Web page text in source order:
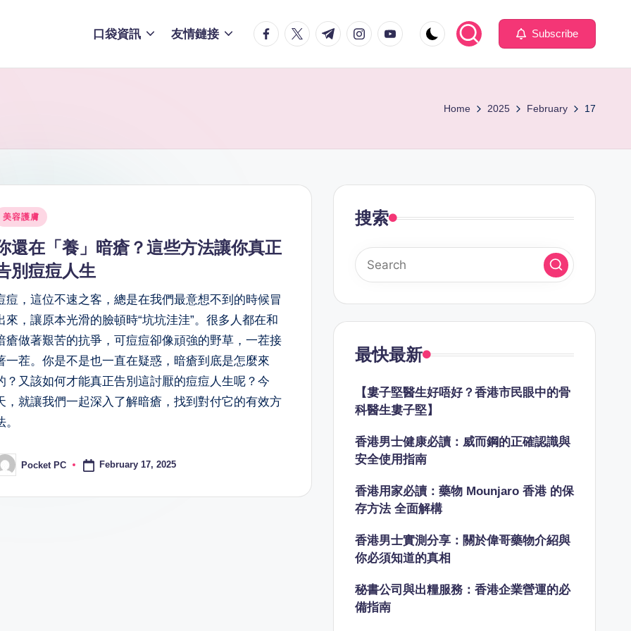
口袋資訊 友情鏈接 facebook.com
twitter.com
t.me instagram.com
youtube.com Subscribe
Home 2025 February 17
美容護膚
還在「養」暗瘡？這些方法讓你真正
別痘痘人生
痘，這位不速之客，總是在我們最意想不到的時候冒
來，讓原本光滑的臉頓時“坑坑洼洼”。很多人都在和
瘡做著艱苦的抗爭，可痘痘卻像頑強的野草，一茬接
一茬。你是不是也一直在疑惑，暗瘡到底是怎麼來
？又該如何才能真正告別這討厭的痘痘人生呢？今
，就讓我們一起深入了解暗瘡，找到對付它的有效方
。
Pocket PC February 17, 2025
搜索
最快最新
【婁子堅醫生好唔好？香港市民眼中的骨
科醫生婁子堅】
香港男士健康必讀：威而鋼的正確認識與
安全使用指南
香港用家必讀：藥物 Mounjaro 香港 的保
存方法 全面解構
香港男士實測分享：關於偉哥藥物介紹與
你必須知道的真相
秘書公司與出糧服務：香港企業營運的必
備指南